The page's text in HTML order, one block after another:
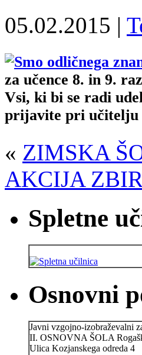
05.02.2015 |
za učence 8. in 9.
Vsi, ki bi se radi
prijavite pri učitelju
« ZIMSKA
AKCIJA
Spletne
Osnovni
Javni vzgojno-izobraževalni
II. OSNOVNA ŠOLA
Ulica Kozjanskega odreda 4